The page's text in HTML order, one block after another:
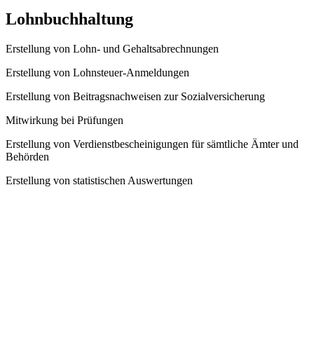
Lohnbuchhaltung
Erstellung von Lohn- und Gehaltsabrechnungen
Erstellung von Lohnsteuer-Anmeldungen
Erstellung von Beitragsnachweisen zur Sozialversicherung
Mitwirkung bei Prüfungen
Erstellung von Verdienstbescheinigungen für sämtliche Ämter und
Behörden
Erstellung von statistischen Auswertungen